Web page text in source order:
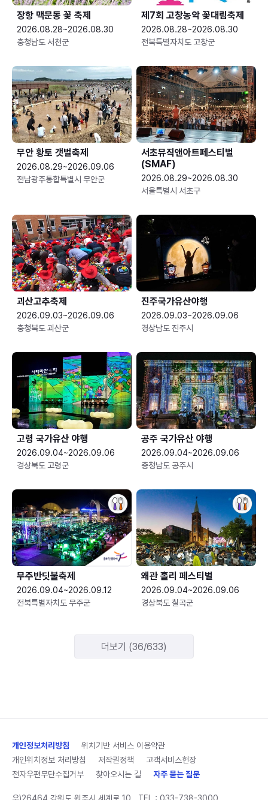
장항 맥문동 꽃 축제
2026.08.28~2026.08.30
충청남도 서천군
제7회 고창농악 꽃대림축제
2026.08.28~2026.08.30
전북특별자치도 고창군
무안 황토 갯벌축제
2026.08.29~2026.09.06
전남광주통합특별시 무안군
서초뮤직앤아트페스티벌
(SMAF)
2026.08.29~2026.08.30
서울특별시 서초구
괴산고추축제
2026.09.03~2026.09.06
충청북도 괴산군
진주국가유산야행
2026.09.03~2026.09.06
경상남도 진주시
고령 국가유산 야행
2026.09.04~2026.09.06
경상북도 고령군
공주 국가유산 야행
2026.09.04~2026.09.06
충청남도 공주시
무주반딧불축제
2026.09.04~2026.09.12
전북특별자치도 무주군
왜관 홀리 페스티벌
2026.09.04~2026.09.06
경상북도 칠곡군
더보기 (36/633)
개인정보처리방침
위치기반 서비스 이용약관
개인위치정보 처리방침
저작권정책
고객서비스헌장
전자우편무단수집거부
찾아오시는 길 자주 묻는 질문